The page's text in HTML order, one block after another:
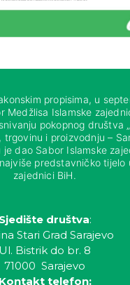
propisima, u
Medžlisa Islamske
pokopnog društva
trgovinu i proizvodnju –
dao Sabor Islamske
predstavničko tijelo
zajednici BiH.
Sjedište društva:
Stari Grad Sarajevo
Ul. Bistrik do br. 8
71000 Sarajevo
Kontakt telefon: